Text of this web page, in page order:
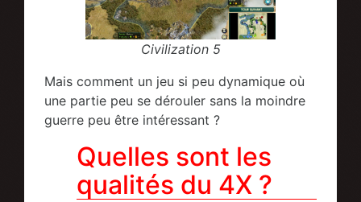
Civilization 5
Mais comment un jeu si peu dynamique où
une partie peu se dérouler sans la moindre
guerre peu être intéressant ?
Quelles sont les
qualités du 4X ?